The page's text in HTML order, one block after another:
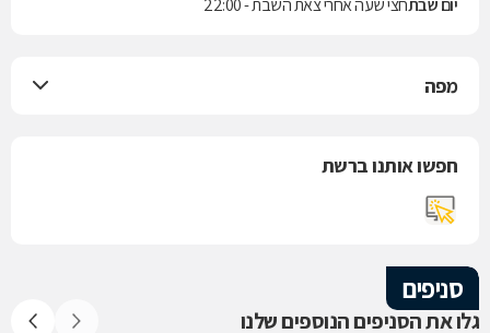
יום שבתחצי שעה אחרי צאת השבת - 22:00
מפה
חפשו אותנו ברשת
סניפים
גלו את הסניפים הנוספים שלנו